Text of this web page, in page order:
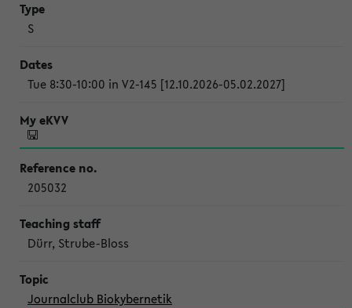
S
Tue 8:30-10:00 in V2-145 [12.10.2026-05.02.2027]
205032
Dürr, Strube-Bloss
Journalclub Biokybernetik